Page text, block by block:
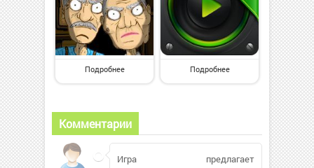
Подробнее Подробнее
Комментарии
Игра предлагает